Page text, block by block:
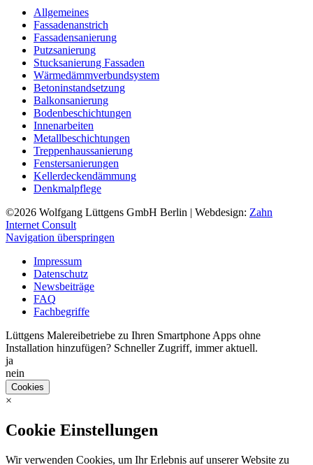
Allgemeines
Fassadenanstrich
Fassadensanierung
Putzsanierung
Stucksanierung Fassaden
Wärmedämmverbundsystem
Betoninstandsetzung
Balkonsanierung
Bodenbeschichtungen
Innenarbeiten
Metallbeschichtungen
Treppenhaussanierung
Fenstersanierungen
Kellerdeckendämmung
Denkmalpflege
©2026 Wolfgang Lüttgens GmbH Berlin | Webdesign: Zahn
Internet Consult
Navigation überspringen
Impressum
Datenschutz
Newsbeiträge
FAQ
Fachbegriffe
Lüttgens Malereibetriebe zu Ihren Smartphone Apps ohne
Installation hinzufügen? Schneller Zugriff, immer aktuell.
ja
nein
Cookies
×
Cookie Einstellungen
Wir verwenden Cookies, um Ihr Erlebnis auf unserer Website zu